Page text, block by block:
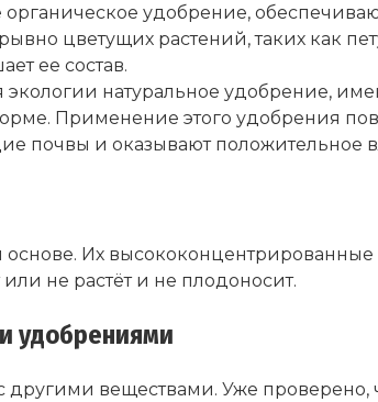
органическое удобрение,
цветущих растений, таких как
ее состав.
экологии натуральное удобрение,
Применение этого удобрения
почвы и оказывают положительное
Их
не растёт и не плодоносит.
удобрениями
веществами. Уже